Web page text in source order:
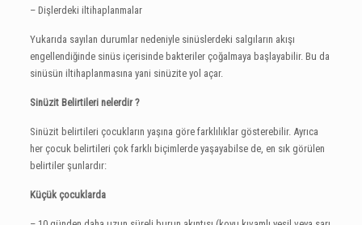
– Dişlerdeki iltihaplanmalar
Yukarıda sayılan durumlar nedeniyle sinüslerdeki salgıların akışı
engellendiğinde sinüs içerisinde bakteriler çoğalmaya başlayabilir. Bu da
sinüsün iltihaplanmasına yani sinüzite yol açar.
Sinüzit Belirtileri nelerdir ?
Sinüzit belirtileri çocukların yaşına göre farklılıklar gösterebilir. Ayrıca
her çocuk belirtileri çok farklı biçimlerde yaşayabilse de, en sık görülen
belirtiler şunlardır:
Küçük çocuklarda